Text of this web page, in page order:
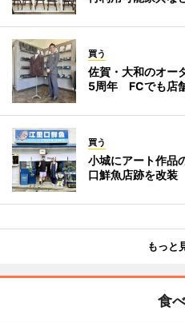
買う
佐賀・大和のオー
5周年 FCでも店
買う
小城にアート作
口鮮魚店跡を改装
もっと
食